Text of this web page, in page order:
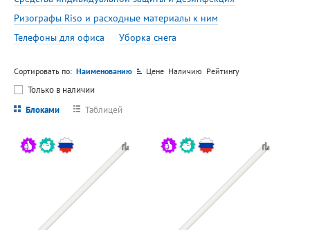
Ризографы Riso и расходные материалы к ним
Телефоны для офиса
Уборка снега
Сортировать по: Наименованию Цене Наличию Рейтингу
Только в наличии
Блоками
Таблицей